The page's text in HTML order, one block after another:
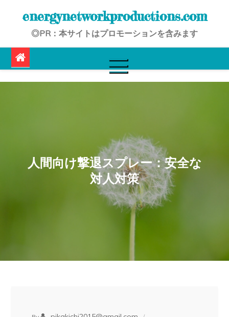
energynetworkproductions.com
◎PR：本サイトはプロモーションを含みます
人間向け撃退スプレー：安全な
対人対策